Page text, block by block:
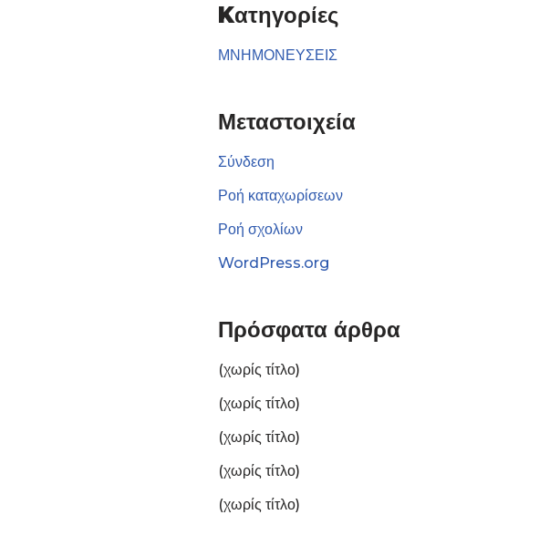
Kατηγορίες
ΜΝΗΜΟΝΕΥΣΕΙΣ
Μεταστοιχεία
Σύνδεση
Ροή καταχωρίσεων
Ροή σχολίων
WordPress.org
Πρόσφατα άρθρα
(χωρίς τίτλο)
(χωρίς τίτλο)
(χωρίς τίτλο)
(χωρίς τίτλο)
(χωρίς τίτλο)